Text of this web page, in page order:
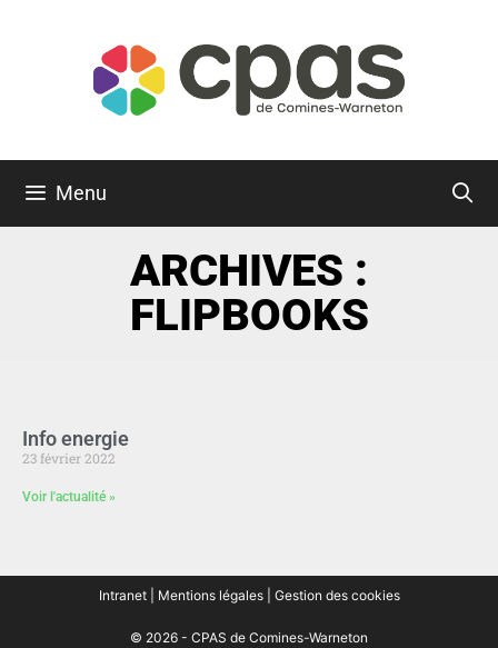
Menu
ARCHIVES :
FLIPBOOKS
Info energie
23 février 2022
Voir l'actualité »
Intranet| Mentions légales Gestion des cookies
© 2026 - CPAS de Comines-Warneton